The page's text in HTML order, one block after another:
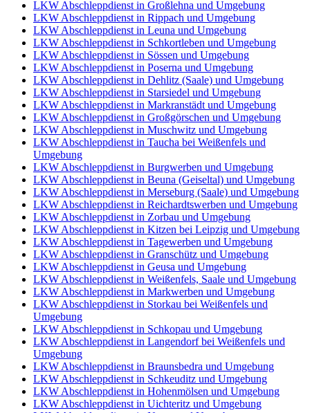
LKW Abschleppdienst in Großlehna und Umgebung
LKW Abschleppdienst in Rippach und Umgebung
LKW Abschleppdienst in Leuna und Umgebung
LKW Abschleppdienst in Schkortleben und Umgebung
LKW Abschleppdienst in Sössen und Umgebung
LKW Abschleppdienst in Poserna und Umgebung
LKW Abschleppdienst in Dehlitz (Saale) und Umgebung
LKW Abschleppdienst in Starsiedel und Umgebung
LKW Abschleppdienst in Markranstädt und Umgebung
LKW Abschleppdienst in Großgörschen und Umgebung
LKW Abschleppdienst in Muschwitz und Umgebung
LKW Abschleppdienst in Taucha bei Weißenfels und
Umgebung
LKW Abschleppdienst in Burgwerben und Umgebung
LKW Abschleppdienst in Beuna (Geiseltal) und Umgebung
LKW Abschleppdienst in Merseburg (Saale) und Umgebung
LKW Abschleppdienst in Reichardtswerben und Umgebung
LKW Abschleppdienst in Zorbau und Umgebung
LKW Abschleppdienst in Kitzen bei Leipzig und Umgebung
LKW Abschleppdienst in Tagewerben und Umgebung
LKW Abschleppdienst in Granschütz und Umgebung
LKW Abschleppdienst in Geusa und Umgebung
LKW Abschleppdienst in Weißenfels, Saale und Umgebung
LKW Abschleppdienst in Markwerben und Umgebung
LKW Abschleppdienst in Storkau bei Weißenfels und
Umgebung
LKW Abschleppdienst in Schkopau und Umgebung
LKW Abschleppdienst in Langendorf bei Weißenfels und
Umgebung
LKW Abschleppdienst in Braunsbedra und Umgebung
LKW Abschleppdienst in Schkeuditz und Umgebung
LKW Abschleppdienst in Hohenmölsen und Umgebung
LKW Abschleppdienst in Uichteritz und Umgebung